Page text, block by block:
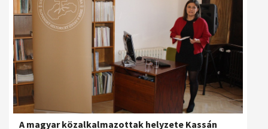
A magyar közalkalmazottak helyzete Kassán